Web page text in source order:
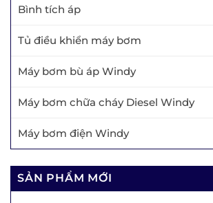
Bình tích áp
Tủ điều khiển máy bơm
Máy bơm bù áp Windy
Máy bơm chữa cháy Diesel Windy
Máy bơm điện Windy
SẢN PHẨM MỚI